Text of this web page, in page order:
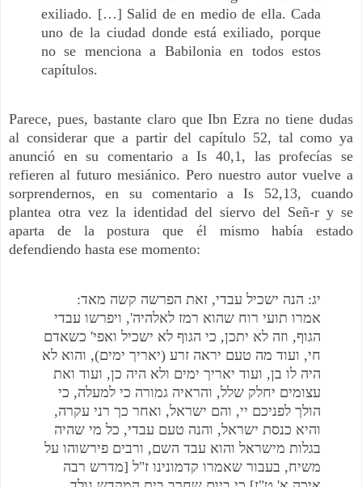
exiliado. […] Salid de en medio de ella. Cada
uno de la ciudad donde está exiliado, porque
no se menciona a Babilonia en todos estos
capítulos.
Parece, pues, bastante claro que Ibn Ezra no tiene dudas
al considerar que a partir del capítulo 52, tal como ya
anunció en su comentario a Is 40,1, las profecías se
refieren al futuro mesiánico. Pero nuestro autor vuelve a
sorprendernos, en su comentario a Is 52,13, cuando
plantea otra vez la identidad del siervo del Señ-r y se
aparta de la postura que él mismo había estado
defendiendo hasta ese momento:
אמרו תועי רוח שהוא רמז לאלהיה', ויפרשו עבדי
הגוף, וזה לא יתכן, כי הגוף לא ישכיל ואפי' כשאדם
חי, ועוד מה טעם יראה זרע (יאריך ימים), והוא לא
היה לו בן, ועוד יאריך ימים ולא היה כן, ועוד ואת
עצומים יחלק שלל, והראיה גמורה כי למעלה, כי
הולך לפניכם יי, והם ישראל, ואחר כך רני עקרה,
והיא כנסת ישראל, והנה טעם עבדי, כל מי שהיה
בגלות מישראל והוא עבד השם, ורבים פירשוהו על
משיח, בעבור שאמרו קדמונינו ז"ל [מדרש רבה